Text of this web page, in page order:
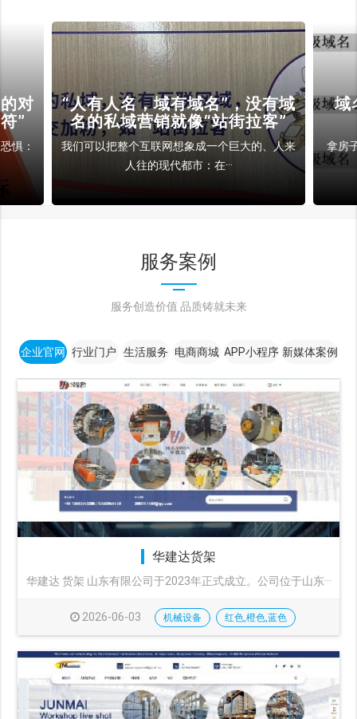
对
”
惧：
“人有人名，域有域名”，没有域
名的私域营销就像“站街拉客”
我们可以把整个互联网想象成一个巨大的、人来
人往的现代都市：在···
域
拿房
服务案例
服务创造价值 品质铸就未来
企业官网 行业门户 生活服务 电商商城 APP小程序 新媒体案例
华建达货架
华建达 货架 山东有限公司于2023年正式成立。公司位于山东···
2026-06-03 机械设备 红色,橙色,蓝色